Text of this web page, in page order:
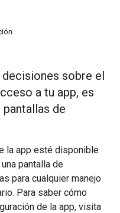
sobre el
a tu app, es
de
la app esté disponible
pantalla de
para cualquier manejo
Para saber cómo
de la app, visita